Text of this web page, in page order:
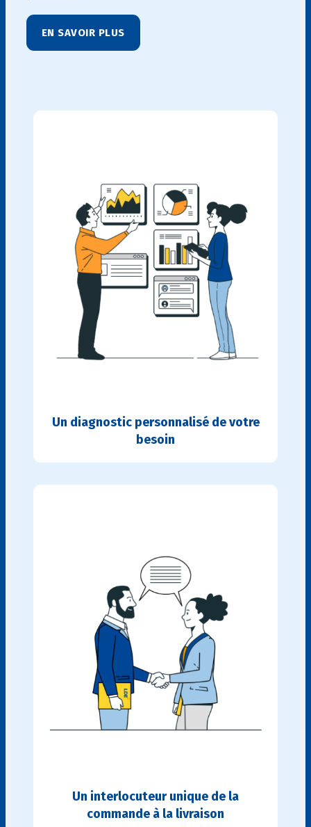
EN SAVOIR PLUS
Un diagnostic personnalisé de votre
besoin
Un interlocuteur unique de la
commande à la livraison